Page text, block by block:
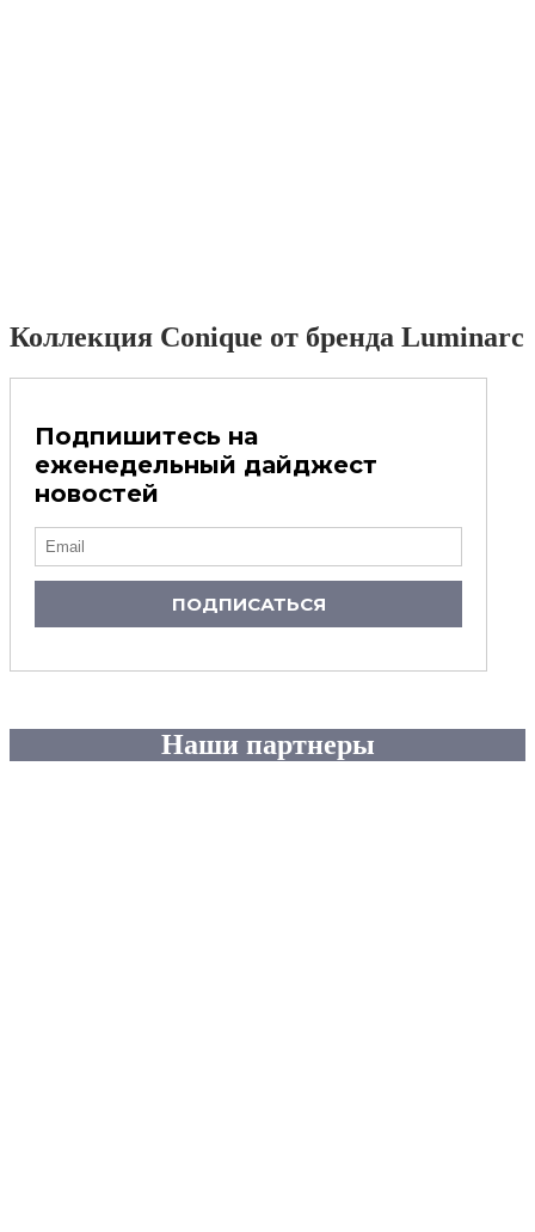
Коллекция Conique от бренда Luminarc
Подпишитесь на
еженедельный дайджест
новостей
ПОДПИСАТЬСЯ
Наши партнеры